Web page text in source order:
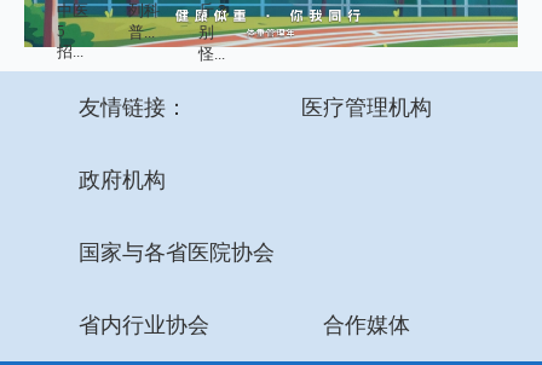
中医
5
招...
列科
普...
斤？
别
怪...
友情链接： 医疗管理机构
政府机构
国家与各省医院协会
省内行业协会 合作媒体